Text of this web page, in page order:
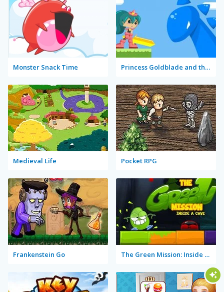
Monster Snack Time Princess Goldblade and the Dangerous Water
Medieval Life Pocket RPG
Frankenstein Go The Green Mission: Inside a Cave